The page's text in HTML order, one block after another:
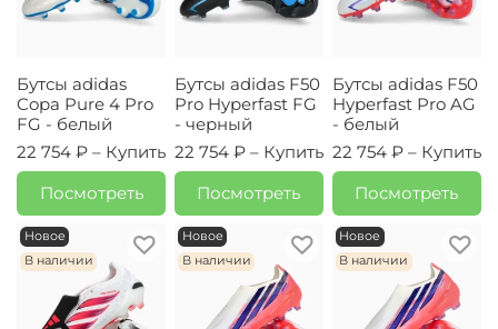
Бутсы adidas
Copa Pure 4 Pro
FG - белый
22 754 ₽ – Купить
Посмотреть
Бутсы adidas F50
Pro Hyperfast FG
- черный
22 754 ₽ – Купить
Посмотреть
Бутсы adidas F50
Hyperfast Pro AG
- белый
22 754 ₽ – Купить
Посмотреть
Новое
В наличии
Новое
В наличии
Новое
В наличии